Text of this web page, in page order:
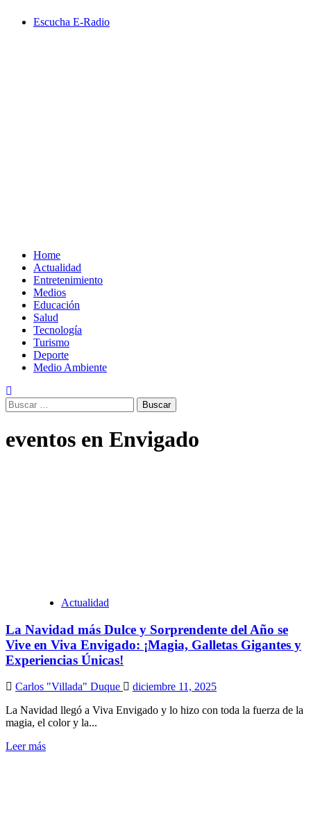
Escucha E-Radio
Home
Actualidad
Entretenimiento
Medios
Educación
Salud
Tecnología
Turismo
Deporte
Medio Ambiente
Buscar:
eventos en Envigado
Actualidad
La Navidad más Dulce y Sorprendente del Año se
Vive en Viva Envigado: ¡Magia, Galletas Gigantes y
Experiencias Únicas!
Carlos "Villada" Duque
diciembre 11, 2025
La Navidad llegó a Viva Envigado y lo hizo con toda la fuerza de la
magia, el color y la...
Leer más